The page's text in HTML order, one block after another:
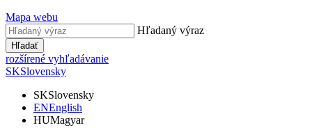
Mapa webu
Hľadaný výraz
Hľadať
rozšírené vyhľadávanie
SKSlovensky
SKSlovensky
ENEnglish
HUMagyar